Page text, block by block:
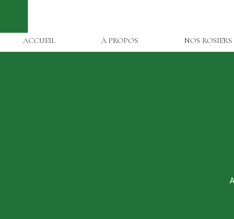
ACCUEIL À PROPOS NOS ROSIERS